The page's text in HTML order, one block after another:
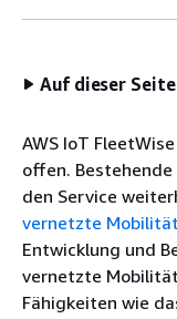
Auf dieser Seite
AWS IoT
offen. Bestehende
den Service
vernetzte
Entwicklung und
vernetzte
Fähigkeiten wie